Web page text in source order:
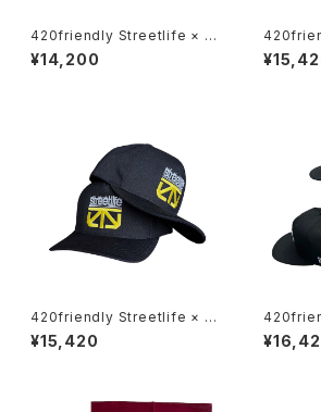
420friendly Streetlife × Th
e Seventh Letter Limited C
apsule 【数量限定】
¥14,200
e
apsule 【
420friendly Streetlife × Th
e Seventh Letter Limited C
apsule 【数量限定】
¥15,420
420friendly MQ -
ERA
AT